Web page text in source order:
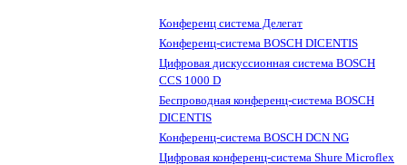
Конференц система Делегат
Конференц-система BOSCH DICENTIS
Цифровая дискуссионная система BOSCH
CCS 1000 D
Беспроводная конференц-система BOSCH
DICENTIS
Конференц-система BOSCH DCN NG
Цифровая конференц-система Shure Microflex